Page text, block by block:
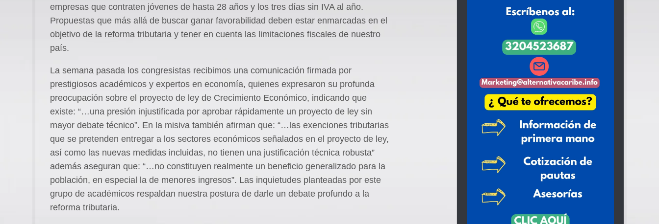
empresas que contraten jóvenes de hasta 28 años y los tres días sin IVA al año.
Propuestas que más allá de buscar ganar favorabilidad deben estar enmarcadas en el
objetivo de la reforma tributaria y tener en cuenta las limitaciones fiscales de nuestro
país.
La semana pasada los congresistas recibimos una comunicación firmada por
prestigiosos académicos y expertos en economía, quienes expresaron su profunda
preocupación sobre el proyecto de ley de Crecimiento Económico, indicando que
existe: “…una presión injustificada por aprobar rápidamente un proyecto de ley sin
mayor debate técnico”. En la misiva también afirman que: “…las exenciones tributarias
que se pretenden entregar a los sectores económicos señalados en el proyecto de ley,
así como las nuevas medidas incluidas, no tienen una justificación técnica robusta”
además aseguran que: “…no constituyen realmente un beneficio generalizado para la
población, en especial la de menores ingresos”. Las inquietudes planteadas por este
grupo de académicos respaldan nuestra postura de darle un debate profundo a la
reforma tributaria.